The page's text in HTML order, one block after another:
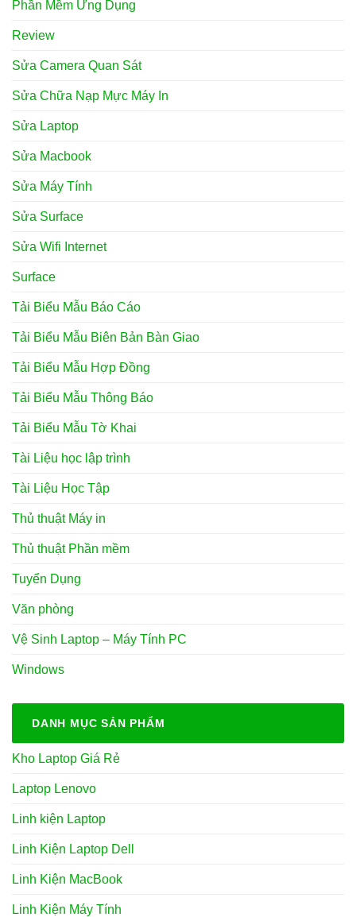
Phần Mềm Ứng Dụng
Review
Sửa Camera Quan Sát
Sửa Chữa Nạp Mực Máy In
Sửa Laptop
Sửa Macbook
Sửa Máy Tính
Sửa Surface
Sửa Wifi Internet
Surface
Tải Biểu Mẫu Báo Cáo
Tải Biểu Mẫu Biên Bản Bàn Giao
Tải Biểu Mẫu Hợp Đồng
Tải Biểu Mẫu Thông Báo
Tải Biểu Mẫu Tờ Khai
Tài Liệu học lập trình
Tài Liệu Học Tập
Thủ thuật Máy in
Thủ thuật Phần mềm
Tuyển Dụng
Văn phòng
Vệ Sinh Laptop – Máy Tính PC
Windows
DANH MỤC SẢN PHẨM
Kho Laptop Giá Rẻ
Laptop Lenovo
Linh kiện Laptop
Linh Kiện Laptop Dell
Linh Kiện MacBook
Linh Kiện Máy Tính